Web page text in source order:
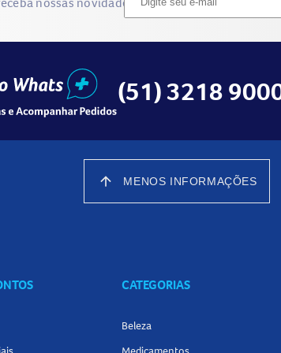
(51) 3218
arrow_upward MENOS INFORMAÇÕES
CATEGORIAS
Beleza